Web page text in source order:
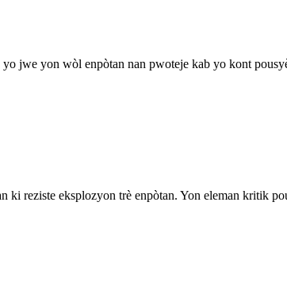
jwe yon wòl enpòtan nan pwoteje kab yo kont
reziste eksplozyon trè enpòtan. Yon eleman kritik